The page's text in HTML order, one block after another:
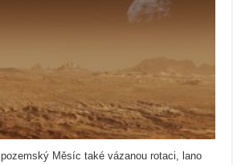
Měsíc také vázanou rotaci, lano